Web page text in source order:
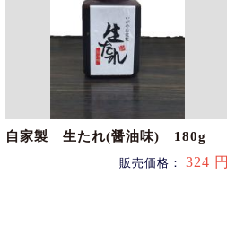
自家製 生たれ(醤油味) 180g
販売価格： 324 円